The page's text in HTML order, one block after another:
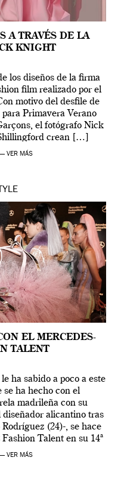
A TRAVÉS DE LA
KNIGHT
los diseños de la firma
film realizado por el
motivo del desfile de
Primavera Verano
el fotógrafo Nick
crean […]
VER MÁS
EL MERCEDES-
TALENT
ha sabido a poco a este
ha hecho con el
madrileña con su
alicantino tras
(24)-, se hace
Talent en su 14ª
[…]
VER MÁS